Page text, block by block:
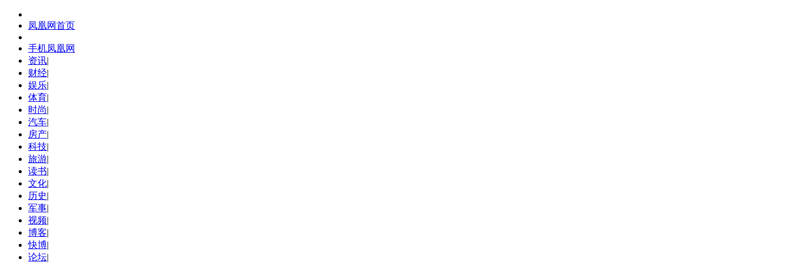
凤凰网首页
手机凤凰网
资讯|
财经|
娱乐|
体育|
时尚|
汽车|
房产|
科技|
旅游|
读书|
文化|
历史|
军事|
视频|
博客|
快博|
论坛|